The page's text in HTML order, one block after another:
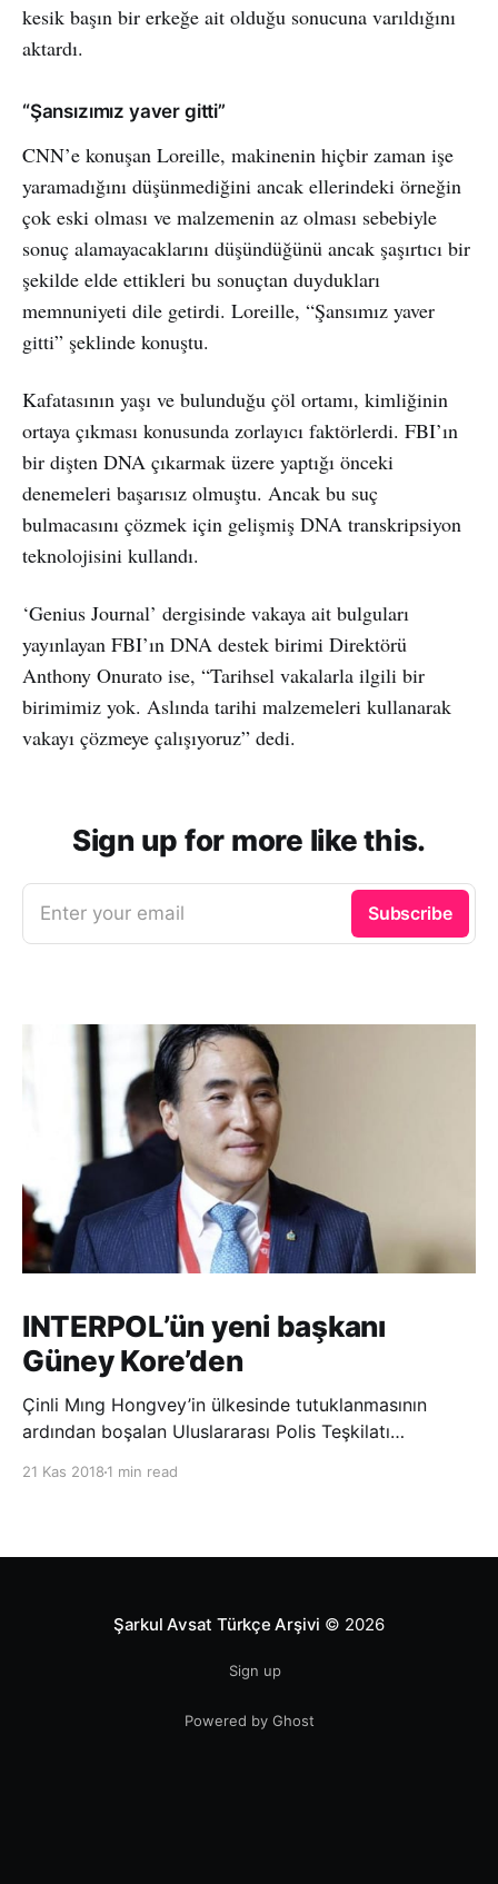
kesik başın bir erkeğe ait olduğu sonucuna varıldığını
aktardı.
“Şansızımız yaver gitti”
CNN’e konuşan Loreille, makinenin hiçbir zaman işe
yaramadığını düşünmediğini ancak ellerindeki örneğin
çok eski olması ve malzemenin az olması sebebiyle
sonuç alamayacaklarını düşündüğünü ancak şaşırtıcı bir
şekilde elde ettikleri bu sonuçtan duydukları
memnuniyeti dile getirdi. Loreille, “Şansımız yaver
gitti” şeklinde konuştu.
Kafatasının yaşı ve bulunduğu çöl ortamı, kimliğinin
ortaya çıkması konusunda zorlayıcı faktörlerdi. FBI’ın
bir dişten DNA çıkarmak üzere yaptığı önceki
denemeleri başarısız olmuştu. Ancak bu suç
bulmacasını çözmek için gelişmiş DNA transkripsiyon
teknolojisini kullandı.
‘Genius Journal’ dergisinde vakaya ait bulguları
yayınlayan FBI’ın DNA destek birimi Direktörü
Anthony Onurato ise, “Tarihsel vakalarla ilgili bir
birimimiz yok. Aslında tarihi malzemeleri kullanarak
vakayı çözmeye çalışıyoruz” dedi.
Sign up for more like this.
Enter your email Subscribe
INTERPOL’ün yeni başkanı
Güney Kore’den
Çinli Mıng Hongvey’in ülkesinde tutuklanmasının
ardından boşalan Uluslararası Polis Teşkilatı
21 Kas 2018 1 min read
Şarkul Avsat Türkçe Arşivi © 2026
Sign up
Powered by Ghost